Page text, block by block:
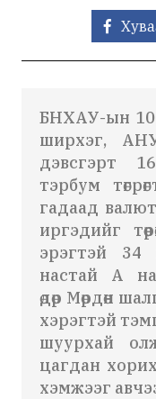
БНХАУ-ын
ширхэг,
дэвсгэрт
тэрбум
гадаад
иргэдийг
эрэгтэй 34
настай А
өдөр Мөрдөн
хэрэгтэй
шуурхай
цагдан
хэмжээг